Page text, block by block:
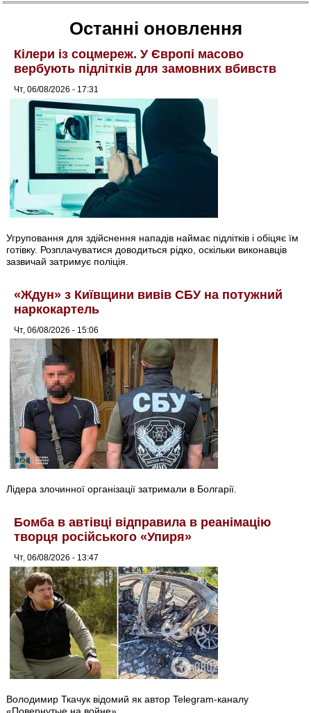
Останні оновлення
Кілери із соцмереж. У Європі масово
вербують підлітків для замовних вбивств
Чт, 06/08/2026 - 17:31
Угруповання для здійснення нападів наймає підлітків і обіцяє їм
готівку. Розплачуватися доводиться рідко, оскільки виконавців
зазвичай затримує поліція.
«Ждун» з Київщини вивів СБУ на потужний
наркокартель
Чт, 06/08/2026 - 15:06
Лідера злочинної організації затримали в Болгарії.
Бомба в автівці відправила в реанімацію
творця російського «Упиря»
Чт, 06/08/2026 - 13:47
Володимир Ткачук відомий як автор Telegram-каналу